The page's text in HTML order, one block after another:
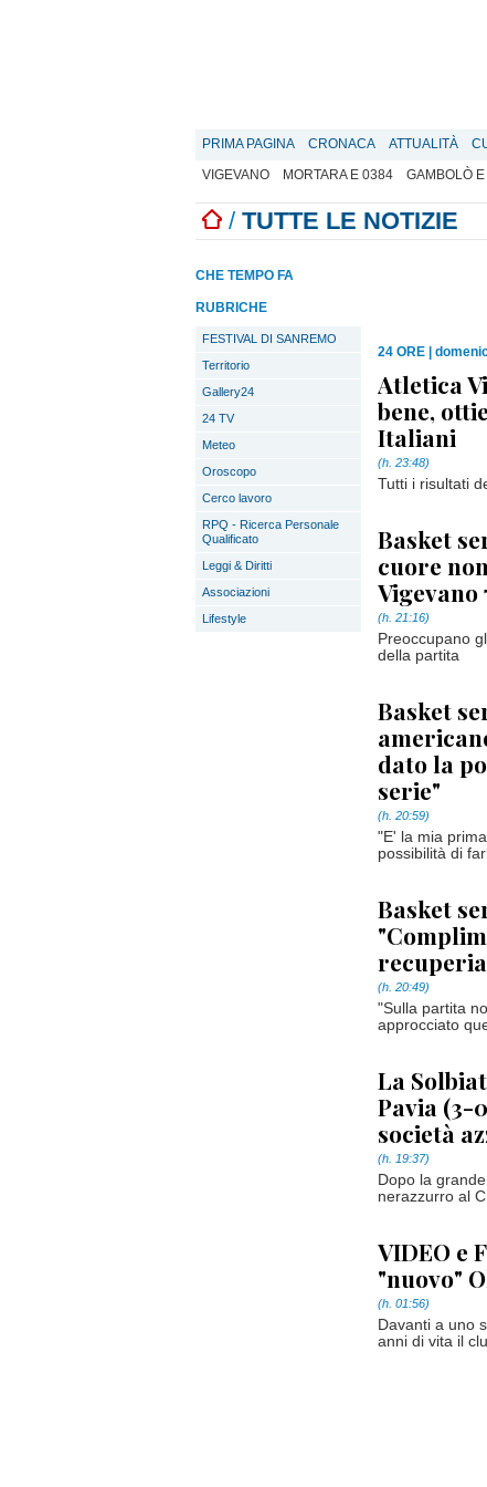
PRIMA PAGINA CRONACA ATTUALITÀ
VIGEVANO
MORTARA E 0384 GAMBOLÒ
/ TUTTE LE NOTIZIE
CHE TEMPO FA
RUBRICHE
FESTIVAL DI SANREMO
Territorio
Gallery24
24 TV
Meteo
Oroscopo
Cerco lavoro
RPQ - Ricerca Personale
Qualificato
Leggi & Diritti
Associazioni
Lifestyle
24 ORE
Atletica
bene,
Italiani
(h. 23:48)
Tutti i risultati
Basket
cuore
Vigevano
(h. 21:16)
Preoccupano
della partita
Basket
dato la
serie"
(h. 20:59)
"E' la mia
possibilità di
Basket
(h. 20:49)
"Sulla partita
approcciato
La
Pavia (3-
società
(h. 19:37)
Dopo la
nerazzurro al
VIDEO e
"nuovo"
(h. 01:56)
Davanti a uno
anni di vita il